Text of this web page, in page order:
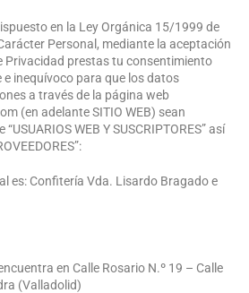
en la Ley Orgánica 15/1999 de
Personal, mediante la aceptación
Privacidad prestas tu consentimiento
inequívoco para que los datos
a través de la página web
(en adelante SITIO WEB) sean
WEB Y SUSCRIPTORES” así
es: Confitería Vda. Lisardo Bragado e
en Calle Rosario N.º 19 – Calle
(Valladolid)